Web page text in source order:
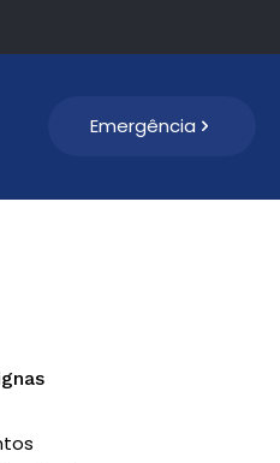
Emergência